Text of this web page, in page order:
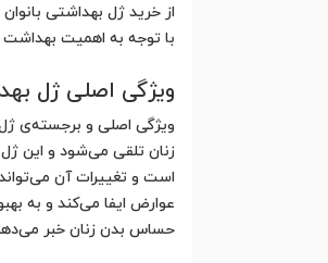
از خرید ژل بهداشتی
با توجه به اهمیت
ویژگی اصلی ژل
عوارض ایفا می‌کند و به
حساس بدن زنان خبر